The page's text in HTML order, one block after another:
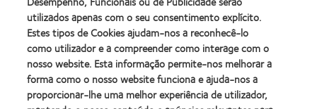
Award
(2012)
da
BCLA
Os nossos produtos
Tecnologia de lentes de contacto
utilizados apenas com o seu consentimento explícito.
Estes tipos de Cookies ajudam-nos a reconhecê-lo
como utilizador e a compreender como interage com o
nosso website. Esta informação permite-nos melhorar a
forma como o nosso website funciona e ajuda-nos a
proporcionar-lhe uma melhor experiência de utilizador,